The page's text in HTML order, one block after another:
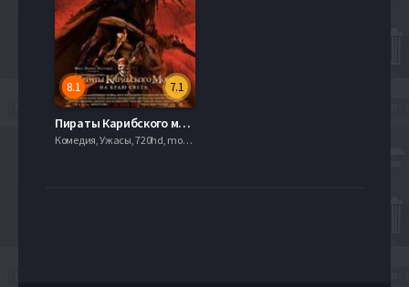
7.1
8.1
Пираты Карибского моря: На краю Света (2007)
Комедия, Ужасы, 720hd, mobilen,